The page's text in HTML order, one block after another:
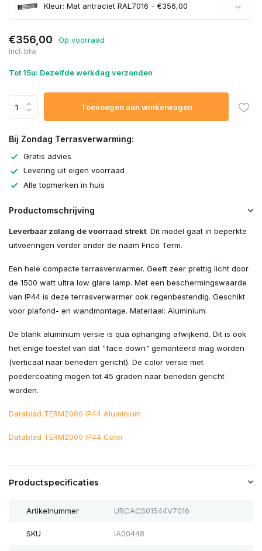
Kleur: Mat antraciet RAL7016 - €356,00
Uitverkocht
Uitverkocht
€356,00 Op voorraad
Incl. btw
Tot 15u: Dezelfde werkdag verzonden
Toevoegen aan winkelwagen
Bij Zondag Terrasverwarming:
Gratis advies
Levering uit eigen voorraad
Alle topmerken in huis
Productomschrijving
Leverbaar zolang de voorraad strekt. Dit model gaat in beperkte
uitvoeringen verder onder de naam Frico Term.
Een hele compacte terrasverwarmer. Geeft zeer prettig licht door
de 1500 watt ultra low glare lamp. Met een beschermingswaarde
van IP44 is deze terrasverwarmer ook regenbestendig. Geschikt
voor plafond- en wandmontage. Materiaal: Aluminium.
De blank aluminium versie is qua ophanging afwijkend. Dit is ook
het enige toestel van dat "face down" gemonteerd mag worden
(verticaal naar beneden gericht). De color versie met
poedercoating mogen tot 45 graden naar beneden gericht
worden.
Datablad TERM2000 IP44 Aluminium
Datablad TERM2000 IP44 Color
Productspecificaties
Artikelnummer URCACS01544V7016
SKU IA00448